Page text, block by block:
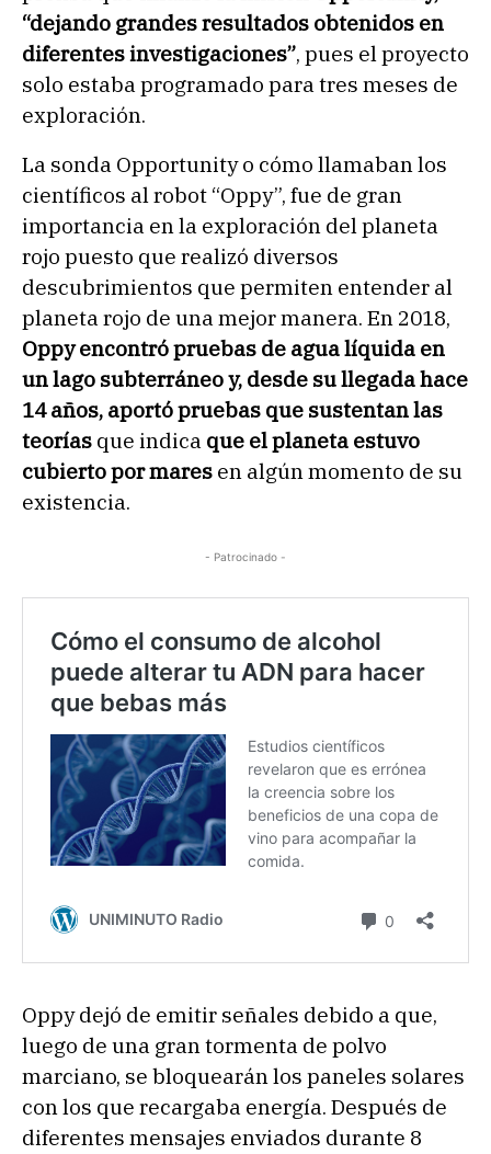
“dejando grandes resultados obtenidos en
diferentes investigaciones”, pues el proyecto
solo estaba programado para tres meses de
exploración.
La sonda Opportunity o cómo llamaban los
científicos al robot “Oppy”, fue de gran
importancia en la exploración del planeta
rojo puesto que realizó diversos
descubrimientos que permiten entender al
planeta rojo de una mejor manera. En 2018,
Oppy encontró pruebas de agua líquida en
un lago subterráneo y, desde su llegada hace
14 años, aportó pruebas que sustentan las
teorías que indica que el planeta estuvo
cubierto por mares en algún momento de su
existencia.
- Patrocinado -
Oppy dejó de emitir señales debido a que,
luego de una gran tormenta de polvo
marciano, se bloquearán los paneles solares
con los que recargaba energía. Después de
diferentes mensajes enviados durante 8